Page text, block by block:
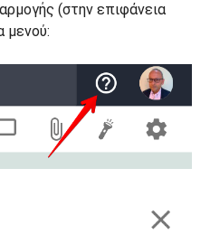
(στην επιφάνεια
μενού: